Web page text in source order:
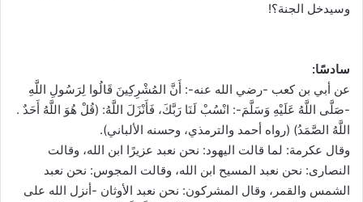
وسيدخل الجنة؟!
سادسًا:
عن أبي بن كعب -رضي الله عنه-: أَنَّ المُشْرِكِينَ قَالُوا لِرَسُولِ اللَّهِ
-صَلَّى اللَّهُ عَلَيْهِ وَسَلَّمَ-: انْسُبْ لَنَا رَبَّكَ، فَأَنْزَلَ اللَّهُ: (قُلْ هُوَ اللَّهُ أَحَدٌ .
اللَّهُ الصَّمَدُ) (رواه أحمد والترمذي، وحسنه الألباني).
وقال عكرمة: لما قالت اليهود: نحن نعبد عزيرًا ابن الله، وقالت
النصارى: نحن نعبد المسيح ابن الله، وقالت المجوس: نحن نعبد
الشمس والقمر، وقال المشركون: نحن نعبد الأوثان -أنزل الله على